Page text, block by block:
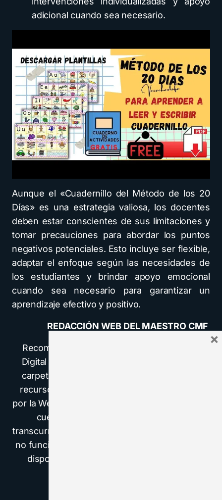
adicional cuando sea necesario.
Aunque el «Cuadernillo del Método de los 20
Días» es una estrategia valiosa, los docentes
deben estar conscientes de sus limitaciones y
tomar precauciones para abordar los puntos
negativos potenciales. Esto incluye ser flexible,
adaptar el enfoque según las necesidades de
los estudiantes y brindar apoyo emocional
cuando sea necesario para garantizar un
aprendizaje efectivo y positivo.
REDACCIÓN WEB DEL MAESTRO CMF
Recomendamos a la Comunidad Educativa
Digital tener en cuenta que, el enlace y/o la
carpeta en donde están alojados los libros,
recursos y/o materiales, no es administrado
por la Web del Maestro CMF, pueda ser que en
cuestión de días (o según el tiempo
transcurrido desde su publicación), los enlaces
no funcionen y el material ya no se encuentre
disponible. Gracias por su comprensión.
×